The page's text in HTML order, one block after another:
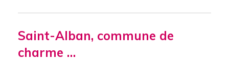
Saint-Alban, commune de
charme …